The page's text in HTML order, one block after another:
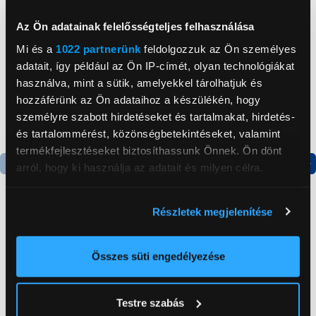
Az Ön adatainak felelősségteljes felhasználása
Mi és a 1022 partnerünk feldolgozzuk az Ön személyes
adatait, így például az Ön IP-címét, olyan technológiákat
használva, mint a sütik, amelyekkel tárolhatjuk és
hozzáférünk az Ön adataihoz a készülékén, hogy
személyre szabott hirdetéseket és tartalmakat, hirdetés-
és tartalommérést, közönségbetekintéseket, valamint
termékfejlesztéseket biztosíthassunk Önnek. Ön dönt
arról, hogy ki használja az adatait és milyen célra.
elhelyezkedéséről pár méteres pontossággal
Az Ön készülékén beazonosítása annak konkrét
módjairól és adja meg preferenciáit aRészletek
Részletek megjelenítése
Összes süti engedélyezése
Testre szabás
199 999 Ft
kombinált hűtőszekrény
179 999 Ft